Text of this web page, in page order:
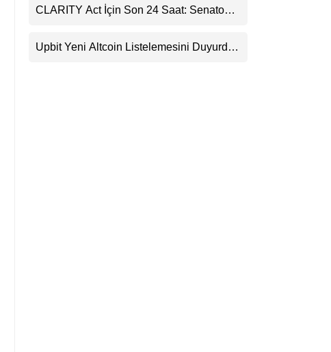
CLARITY Act İçin Son 24 Saat: Senato
Beklentisini Bozabilir
Upbit Yeni Altcoin Listelemesini Duyurdu: